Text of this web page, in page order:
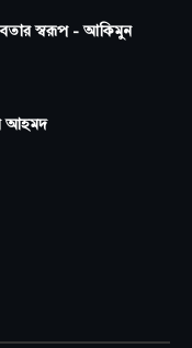
স্বরূপ - আকিমুন
আহমদ